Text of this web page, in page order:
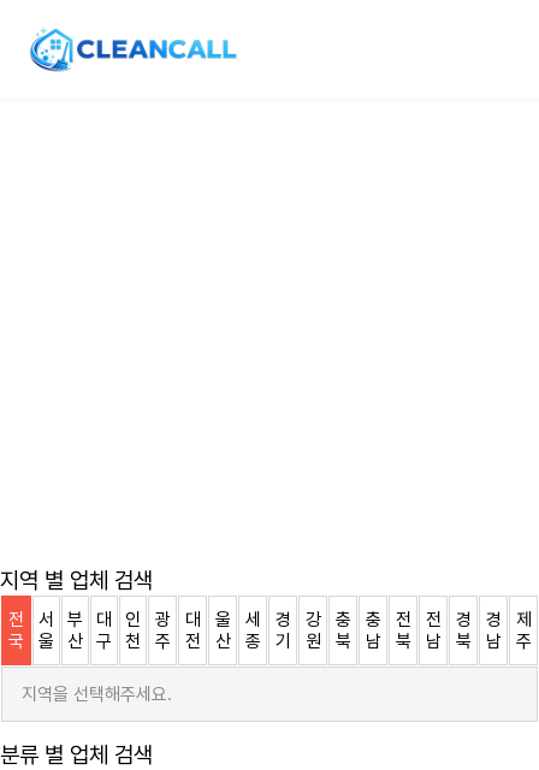
지역 별 업체 검색
전
국
서
울
부
산
대
구
인
천
광
주
대
전
울
산
세
종
경
기
강
원
충
북
충
남
전
북
전
남
경
북
경
남
제
주
지역을 선택해주세요.
분류 별 업체 검색